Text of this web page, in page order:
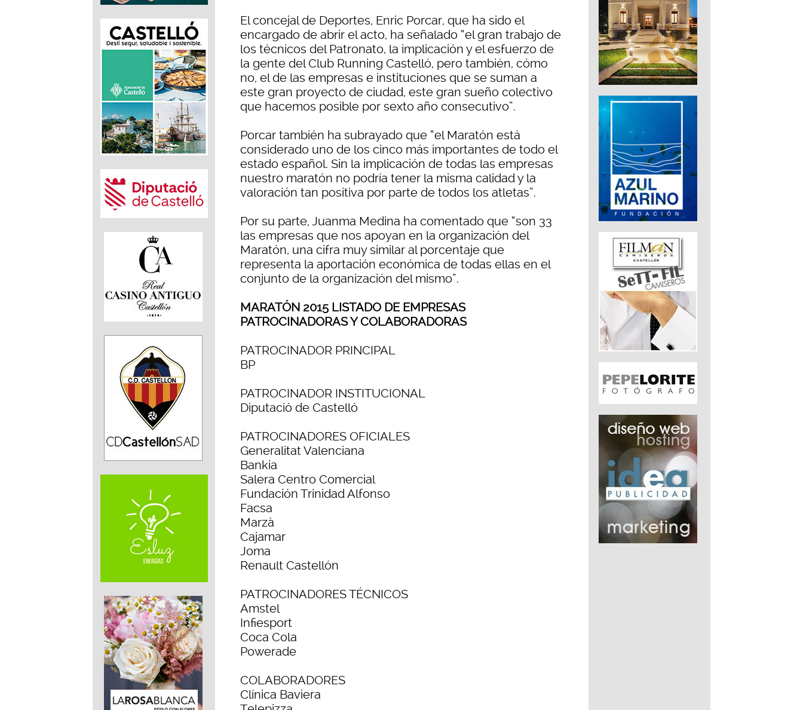
El concejal de Deportes, Enric Porcar, que ha sido el
encargado de abrir el acto, ha señalado “el gran trabajo de
los técnicos del Patronato, la implicación y el esfuerzo de
la gente del Club Running Castelló, pero también, cómo
no, el de las empresas e instituciones que se suman a
este gran proyecto de ciudad, este gran sueño colectivo
que hacemos posible por sexto año consecutivo”.
Porcar también ha subrayado que “el Maratón está
considerado uno de los cinco más importantes de todo el
estado español. Sin la implicación de todas las empresas
nuestro maratón no podría tener la misma calidad y la
valoración tan positiva por parte de todos los atletas”.
Por su parte, Juanma Medina ha comentado que “son 33
las empresas que nos apoyan en la organización del
Maratón, una cifra muy similar al porcentaje que
representa la aportación económica de todas ellas en el
conjunto de la organización del mismo”.
MARATÓN 2015 LISTADO DE EMPRESAS
PATROCINADORAS Y COLABORADORAS
PATROCINADOR PRINCIPAL
BP
PATROCINADOR INSTITUCIONAL
Diputació de Castelló
PATROCINADORES OFICIALES
Generalitat Valenciana
Bankia
Salera Centro Comercial
Fundación Trinidad Alfonso
Facsa
Marzà
Cajamar
Joma
Renault Castellón
PATROCINADORES TÉCNICOS
Amstel
Infiesport
Coca Cola
Powerade
COLABORADORES
Clínica Baviera